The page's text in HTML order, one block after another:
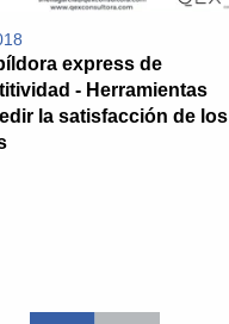
express de
- Herramientas
la satisfacción de los